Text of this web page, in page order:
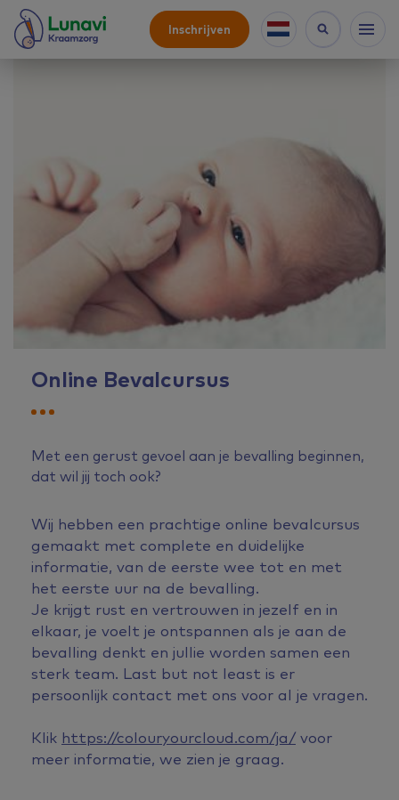
Inschrijven
Online Bevalcursus
Met een gerust gevoel aan je bevalling beginnen,
dat wil jij toch ook?
Wij hebben een prachtige online bevalcursus
gemaakt met complete en duidelijke
informatie, van de eerste wee tot en met
het eerste uur na de bevalling.
Je krijgt rust en vertrouwen in jezelf en in
elkaar, je voelt je ontspannen als je aan de
bevalling denkt en jullie worden samen een
sterk team. Last but not least is er
persoonlijk contact met ons voor al je vragen.
Klik https://colouryourcloud.com/ja/ voor
meer informatie, we zien je graag.